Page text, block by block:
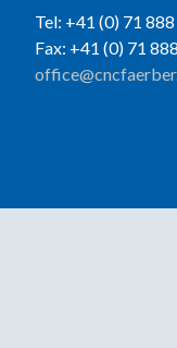
Tel: +41 (0) 71
Fax: +41 (0) 71